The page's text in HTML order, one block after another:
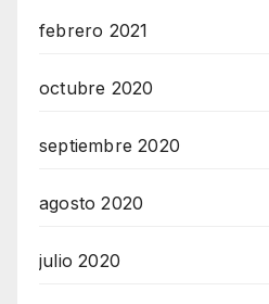
febrero 2021
octubre 2020
septiembre 2020
agosto 2020
julio 2020